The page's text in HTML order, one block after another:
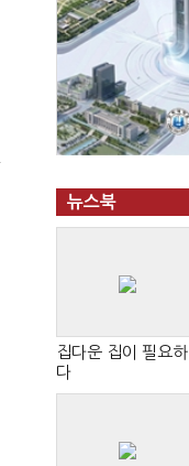
뉴스북
집다운 집이 필요하
다